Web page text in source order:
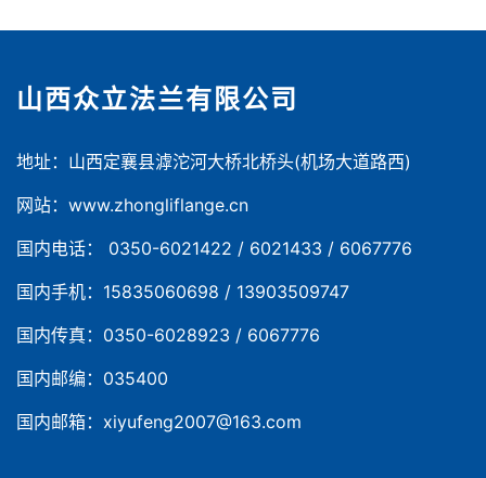
山西众立法兰有限公司
地址：山西定襄县滹沱河大桥北桥头(机场大道路西)
网站：www.zhongliflange.cn
国内电话： 0350-6021422 / 6021433 / 6067776
国内手机：15835060698 / 13903509747
国内传真：0350-6028923 / 6067776
国内邮编：035400
国内邮箱：xiyufeng2007@163.com